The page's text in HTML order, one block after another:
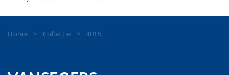
Home > Collectie >4015